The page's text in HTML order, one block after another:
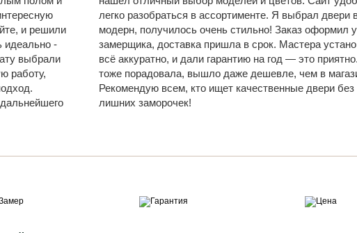
и решили
идеально -
выбрали
работу,
легко разобраться в ассортименте. Я выбрал двери
модерн, получилось очень стильно! Заказ оформил у
замерщика, доставка пришла в срок. Мастера
всё аккуратно, и дали гарантию на год — это
тоже порадовала, вышло даже дешевле, чем в
Рекомендую всем, кто ищет качественные двери без
лишних заморочек!